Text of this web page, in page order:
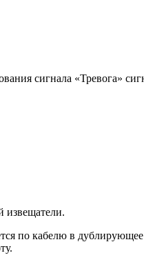
сигнала «Тревога»
извещатели.
по кабелю в